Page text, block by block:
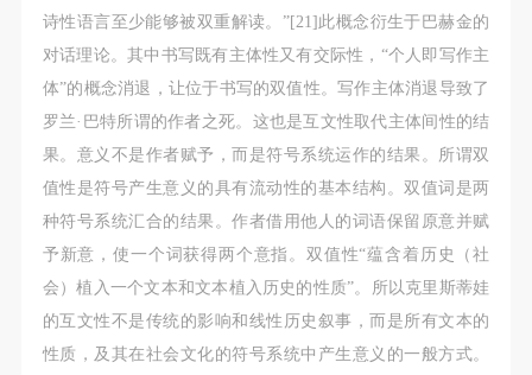
诗性语言至少能够被双重解读。”[21]此概念衍生于巴赫金的
对话理论。其中书写既有主体性又有交际性，“个人即写作主
体”的概念消退，让位于书写的双值性。写作主体消退导致了
罗兰·巴特所谓的作者之死。这也是互文性取代主体间性的结
果。意义不是作者赋予，而是符号系统运作的结果。所谓双
值性是符号产生意义的具有流动性的基本结构。双值词是两
种符号系统汇合的结果。作者借用他人的词语保留原意并赋
予新意，使一个词获得两个意指。双值性“蕴含着历史（社
会）植入一个文本和文本植入历史的性质”。所以克里斯蒂娃
的互文性不是传统的影响和线性历史叙事，而是所有文本的
性质，及其在社会文化的符号系统中产生意义的一般方式。